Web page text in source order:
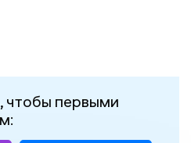
чтобы первыми